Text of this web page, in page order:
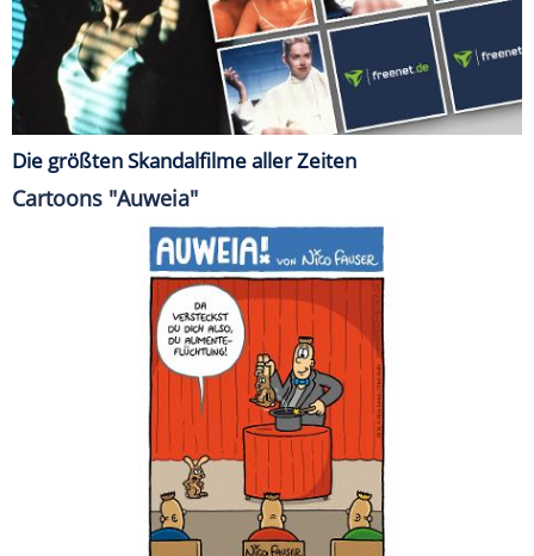
Die größten Skandalfilme aller Zeiten
Cartoons "Auweia"